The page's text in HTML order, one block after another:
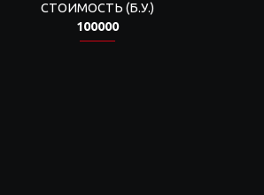
СТОИМОСТЬ (Б.У.)
100000